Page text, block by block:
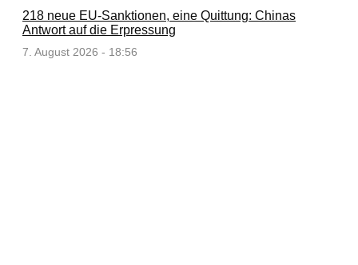
218 neue EU-Sanktionen, eine Quittung: Chinas
Antwort auf die Erpressung
7. August 2026 - 18:56